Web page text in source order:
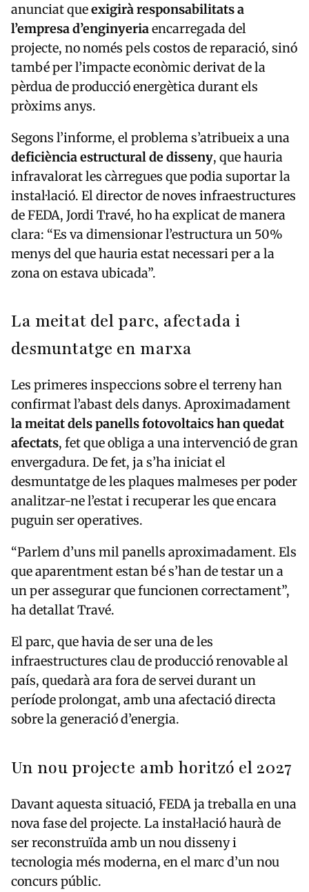
anunciat queexigirà responsabilitats a
l’empresa d’enginyeria encarregada del
projecte, no només pels costos de reparació, sinó
també per l’impacte econòmic derivat de la
pèrdua de producció energètica durant els
pròxims anys.
Segons l’informe, el problema s’atribueix a una
deficiència estructural de disseny, que hauria
infravalorat les càrregues que podia suportar la
instal·lació. El director de noves infraestructures
de FEDA, Jordi Travé, ho ha explicat de manera
clara: “Es va dimensionar l’estructura un 50%
menys del que hauria estat necessari per a la
zona on estava ubicada”.
La meitat del parc, afectada i
desmuntatge en marxa
Les primeres inspeccions sobre el terreny han
confirmat l’abast dels danys. Aproximadament
la meitat dels panells fotovoltaics han quedat
afectats, fet que obliga a una intervenció de gran
envergadura. De fet, ja s’ha iniciat el
desmuntatge de les plaques malmeses per poder
analitzar-ne l’estat i recuperar les que encara
puguin ser operatives.
“Parlem d’uns mil panells aproximadament. Els
que aparentment estan bé s’han de testar un a
un per assegurar que funcionen correctament”,
ha detallat Travé.
El parc, que havia de ser una de les
infraestructures clau de producció renovable al
país, quedarà ara fora de servei durant un
període prolongat, amb una afectació directa
sobre la generació d’energia.
Un nou projecte amb horitzó el 2027
Davant aquesta situació, FEDAja treballa en una
nova fase del projecte. La instal·lació haurà de
ser reconstruïda amb un nou disseny i
tecnologia més moderna, en el marc d’un nou
concurs públic.